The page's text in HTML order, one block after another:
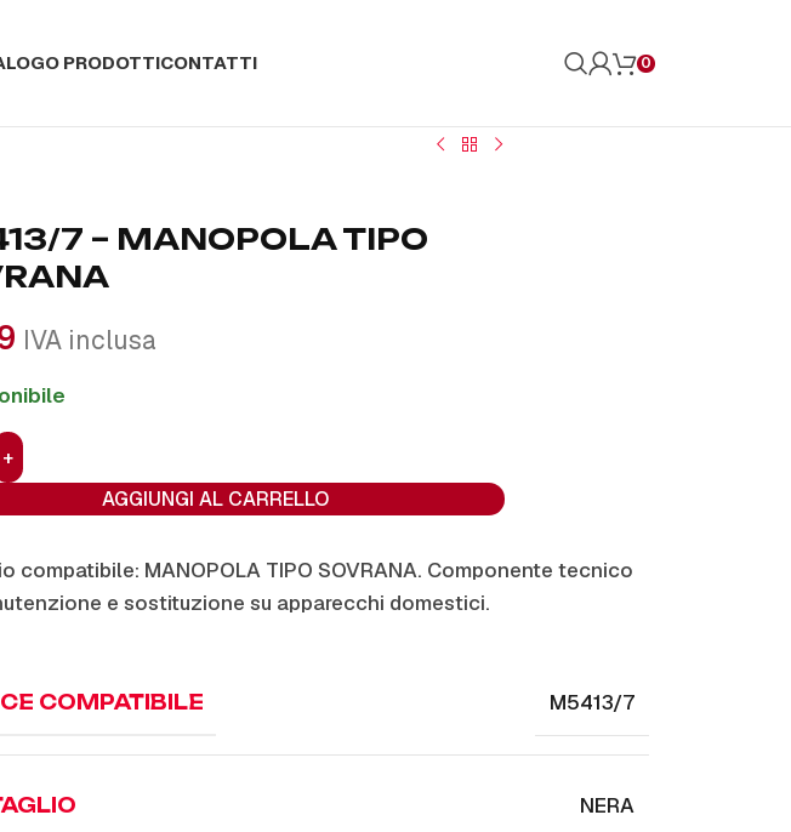
PRODOTTICONTATTI 0
7 – MANOPOLA TIPO
IVA inclusa
AGGIUNGI AL CARRELLO
compatibile: MANOPOLA TIPO SOVRANA. Componente tecnico
e sostituzione su apparecchi domestici.
COMPATIBILE M5413/7
NERA